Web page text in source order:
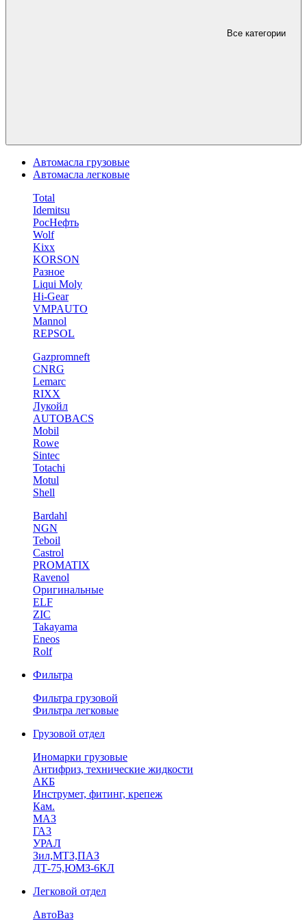
Все категории
Автомасла грузовые
Автомасла легковые
Total
Idemitsu
РосНефть
Wolf
Kixx
KORSON
Разное
Liqui Moly
Hi-Gear
VMPAUTO
Mannol
REPSOL
Gazpromneft
CNRG
Lemarc
RIXX
Лукойл
AUTOBACS
Mobil
Rowe
Sintec
Totachi
Motul
Shell
Bardahl
NGN
Teboil
Castrol
PROMATIX
Ravenol
Оригинальные
ELF
ZIC
Takayama
Eneos
Rolf
Фильтра
Фильтра грузовой
Фильтра легковые
Грузовой отдел
Иномарки грузовые
Антифриз, технические жидкости
АКБ
Инструмет, фитинг, крепеж
Кам.
МАЗ
ГА3
УРАЛ
Зил,МТЗ,ПАЗ
ДТ-75,ЮМЗ-6КЛ
Легковой отдел
АвтоВаз